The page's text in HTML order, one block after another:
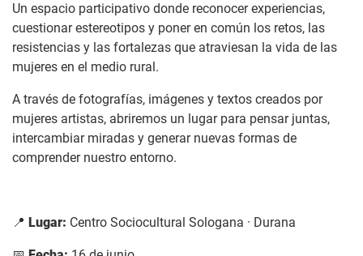
Un espacio participativo donde reconocer experiencias,
cuestionar estereotipos y poner en común los retos, las
resistencias y las fortalezas que atraviesan la vida de las
mujeres en el medio rural.
A través de fotografías, imágenes y textos creados por
mujeres artistas, abriremos un lugar para pensar juntas,
intercambiar miradas y generar nuevas formas de
comprender nuestro entorno.
📍 Lugar: Centro Sociocultural Sologana · Durana